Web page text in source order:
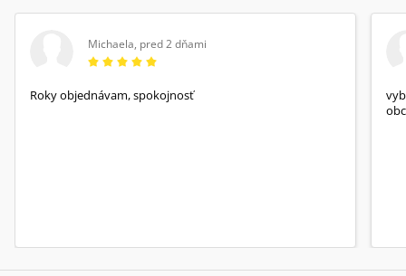
Michaela, pred 2 dňami
Roky objednávam, spokojnosť